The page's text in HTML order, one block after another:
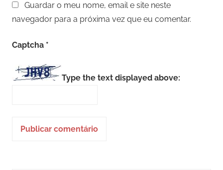
Guardar o meu nome, email e site neste
navegador para a próxima vez que eu comentar.
Captcha *
Type the text displayed above: